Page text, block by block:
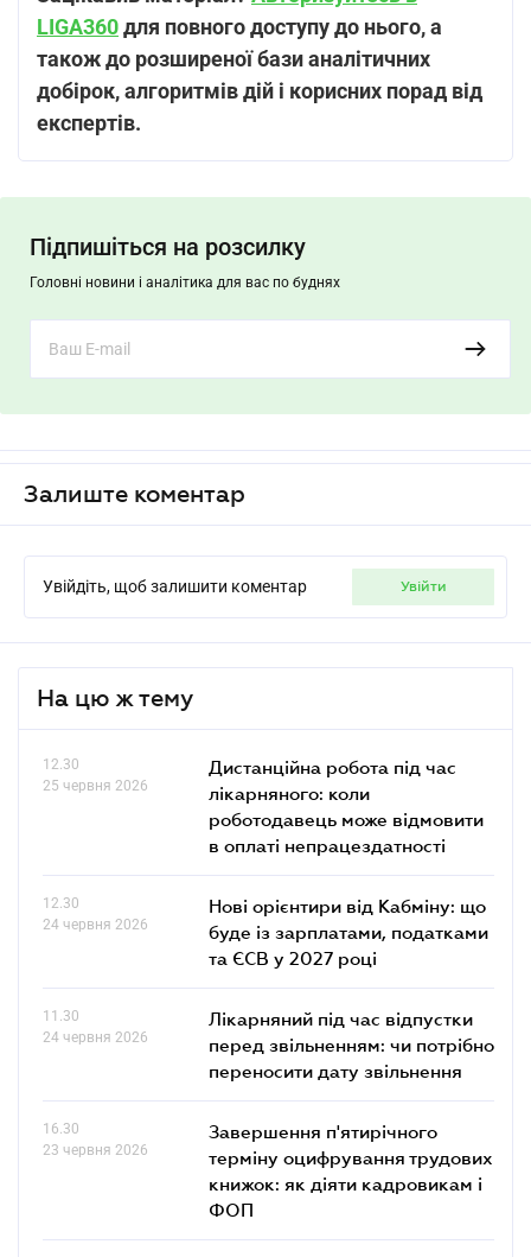
LIGA360для повного доступу до нього, а
також до розширеної бази аналітичних
добірок, алгоритмів дій і корисних порад від
експертів.
Підпишіться на розсилку
Головні новини і аналітика для вас по буднях
Залиште коментар
Увійдіть, щоб залишити коментар увійти
На цю ж тему
12.30
25 червня 2026
Дистанційна робота під час
лікарняного: коли
роботодавець може відмовити
в оплаті непрацездатності
12.30
24 червня 2026
Нові орієнтири від Кабміну: що
буде із зарплатами, податками
та ЄСВ у 2027 році
11.30
24 червня 2026
Лікарняний під час відпустки
перед звільненням: чи потрібно
переносити дату звільнення
16.30
23 червня 2026
Завершення п'ятирічного
терміну оцифрування трудових
книжок: як діяти кадровикам і
ФОП